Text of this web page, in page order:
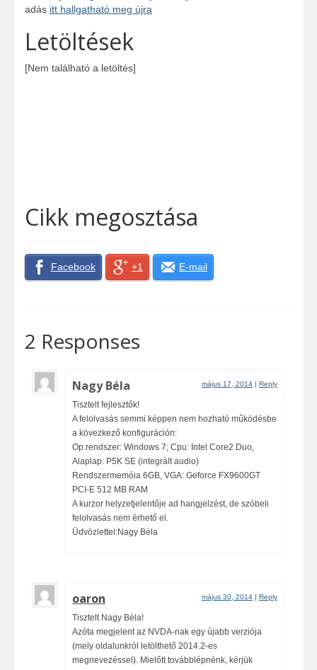
adás itt hallgatható meg újra
Letöltések
[Nem található a letöltés]
Cikk megosztása
Facebook +1 E-mail
2 Responses
Nagy Béla május 17, 2014 Reply
Tisztelt fejlesztők!
A felolvasás semmi képpen nem hozható működésbe
a kövezkező konfiguráción:
Op.rendszer: Windows 7; Cpu: Intel Core2 Duo,
Alaplap: P5K SE (integrált audio)
Rendszermemóia 6GB, VGA: Geforce FX9600GT
PCI-E 512 MB RAM
A kurzor helyzetjelentője ad hangjelzést, de szóbeli
felolvasás nem érhető el.
Üdvözlettel:Nagy Béla
oaron május 30, 2014 Reply
Tisztelt Nagy Béla!
Azóta megjelent az NVDA-nak egy újabb verziója
(mely oldalunkról letölthető 2014.2-es
megnevezéssel). Mielőtt továbblépnénk, kérjük